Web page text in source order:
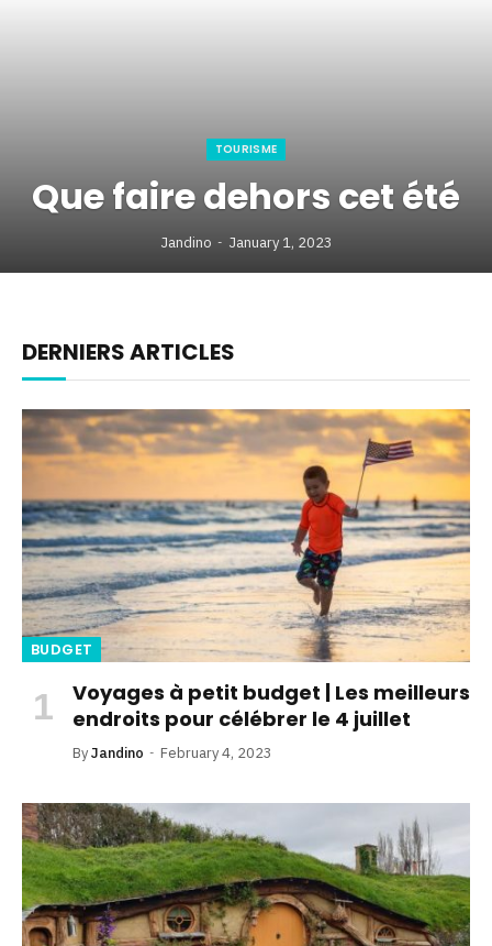
TOURISME
Que faire dehors cet été
Jandino January 1, 2023
DERNIERS ARTICLES
BUDGET
Voyages à petit budget | Les meilleurs
endroits pour célébrer le 4 juillet
ByJandino February 4, 2023